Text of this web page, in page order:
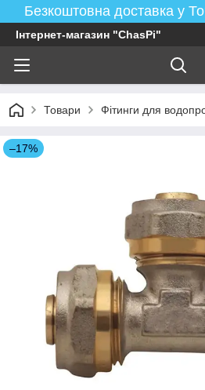
Безкоштовна доставка у
Інтернет-магазин "ChasPi"
Товари Фітинги для
–17%